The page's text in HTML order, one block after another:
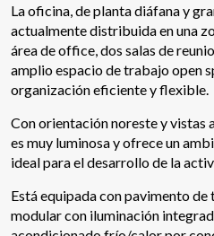
La oficina, de planta diáfana y
actualmente distribuida en una
área de office, dos salas de
amplio espacio de trabajo open
organización eficiente y flexible.
Con orientación noreste y vistas
es muy luminosa y ofrece un
ideal para el desarrollo de la
Está equipada con pavimento
modular con iluminación